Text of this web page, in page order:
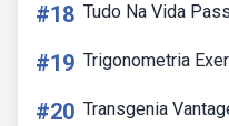
#18 Tudo Na Vida
#19 Trigonometria
#20 Transgenia